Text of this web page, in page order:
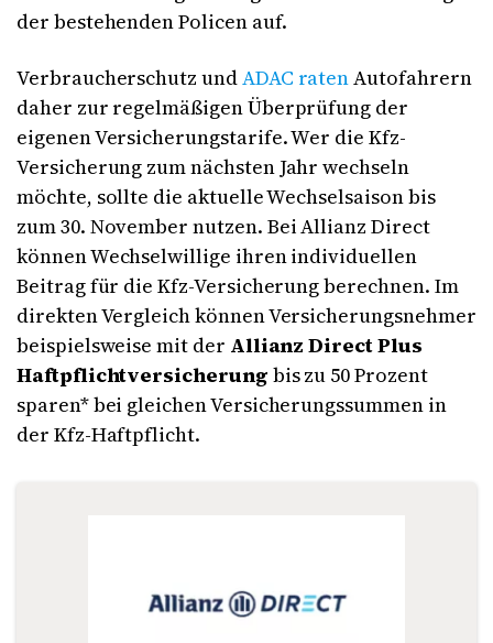
der bestehenden Policen auf.
Verbraucherschutz undADAC ratenAutofahrern
daher zur regelmäßigen Überprüfung der
eigenen Versicherungstarife. Wer die Kfz-
Versicherung zum nächsten Jahr wechseln
möchte, sollte die aktuelle Wechselsaison bis
zum 30. November nutzen. Bei Allianz Direct
können Wechselwillige ihren individuellen
Beitrag für die Kfz-Versicherung berechnen. Im
direkten Vergleich können Versicherungsnehmer
beispielsweise mit der Allianz Direct Plus
Haftpflichtversicherung bis zu 50 Prozent
sparen* bei gleichen Versicherungssummen in
der Kfz-Haftpflicht.